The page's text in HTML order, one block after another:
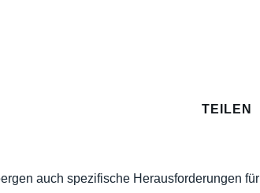
TEILEN
auch spezifische Herausforderungen für